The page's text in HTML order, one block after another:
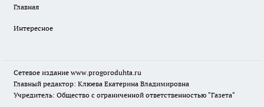
Главная
Интересное
Сетевое издание www.progoroduhta.ru
Главный редактор: Клюева Екатерина Владимировна
Учредитель: Общество с ограниченной ответственностью "Газета"